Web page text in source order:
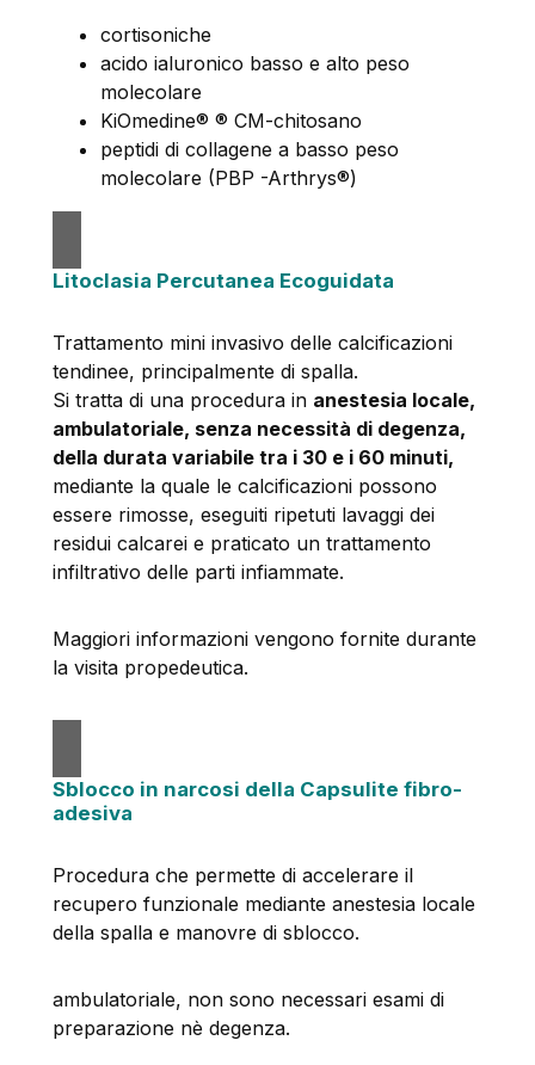
cortisoniche
acido ialuronico basso e alto peso
molecolare
KiOmedine® ® CM-chitosano
peptidi di collagene a basso peso
molecolare (PBP -Arthrys®)
Litoclasia Percutanea Ecoguidata
Trattamento mini invasivo delle calcificazioni
tendinee, principalmente di spalla.
Si tratta di una procedura in anestesia locale,
ambulatoriale, senza necessità di degenza,
della durata variabile tra i 30 e i 60 minuti,
mediante la quale le calcificazioni possono
essere rimosse, eseguiti ripetuti lavaggi dei
residui calcarei e praticato un trattamento
infiltrativo delle parti infiammate.
Maggiori informazioni vengono fornite durante
la visita propedeutica.
Sblocco in narcosi della Capsulite fibro-
adesiva
Procedura che permette di accelerare il
recupero funzionale mediante anestesia locale
della spalla e manovre di sblocco.
ambulatoriale, non sono necessari esami di
preparazione nè degenza.